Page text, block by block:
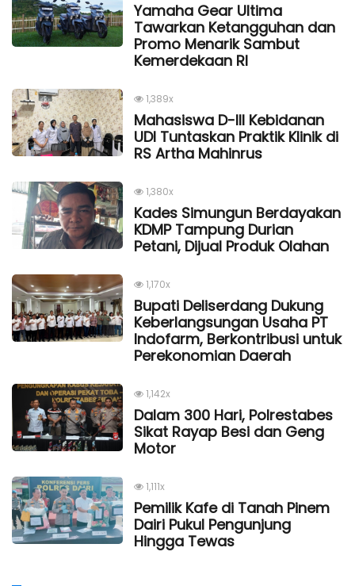
Yamaha Gear Ultima
Tawarkan Ketangguhan dan
Promo Menarik Sambut
Kemerdekaan Rl
1,389x
Mahasiswa D-III Kebidanan
UDI Tuntaskan Praktik Klinik di
RS Artha Mahinrus
1,380x
Kades Simungun Berdayakan
KDMP Tampung Durian
Petani, Dijual Produk Olahan
1,170x
Bupati Deliserdang Dukung
Keberlangsungan Usaha PT
Indofarm, Berkontribusi untuk
Perekonomian Daerah
1,142x
Dalam 300 Hari, Polrestabes
Sikat Rayap Besi dan Geng
Motor
1,111x
Pemilik Kafe di Tanah Pinem
Dairi Pukul Pengunjung
Hingga Tewas